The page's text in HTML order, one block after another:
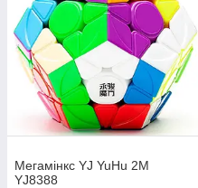
Мегамінкс YJ YuHu 2М
YJ8388